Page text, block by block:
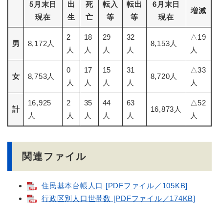
5月末日
現在
出
生
死
亡
転入
等
転出
等
6月末日
現在
増減
男 8,172人
2
人
18
人
29
人
32
人
8,153人
△19
人
女 8,753人
0
人
17
人
15
人
31
人
8,720人
△33
人
計
16,925
人
2
人
35
人
44
人
63
人
16,873人
△52
人
関連ファイル
住民基本台帳人口 [PDFファイル／105KB]
行政区別人口世帯数 [PDFファイル／174KB]